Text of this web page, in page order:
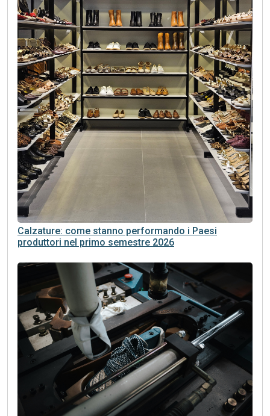
Calzature: come stanno performando i Paesi
produttori nel primo semestre 2026